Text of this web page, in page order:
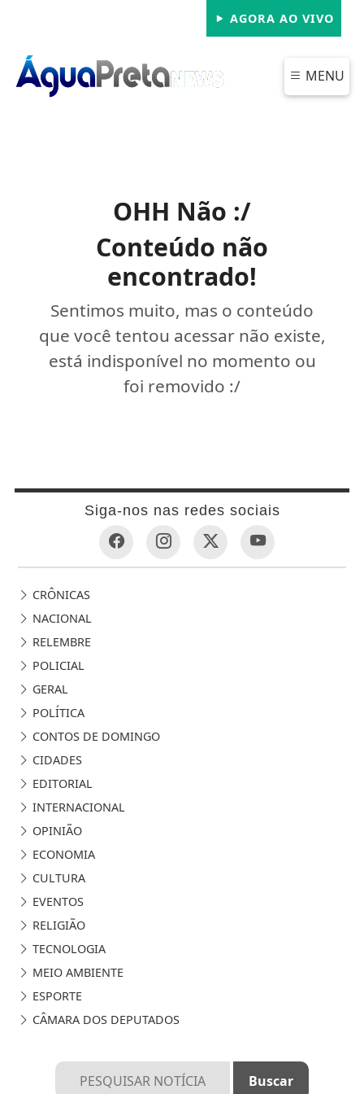
AGORA AO VIVO
MENU
OHH Não :/
Conteúdo não
encontrado!
Sentimos muito, mas o conteúdo
que você tentou acessar não existe,
está indisponível no momento ou
foi removido :/
Siga-nos nas redes sociais
CRÔNICAS
NACIONAL
RELEMBRE
POLICIAL
GERAL
POLÍTICA
CONTOS DE DOMINGO
CIDADES
EDITORIAL
INTERNACIONAL
OPINIÃO
ECONOMIA
CULTURA
EVENTOS
RELIGIÃO
TECNOLOGIA
MEIO AMBIENTE
ESPORTE
CÂMARA DOS DEPUTADOS